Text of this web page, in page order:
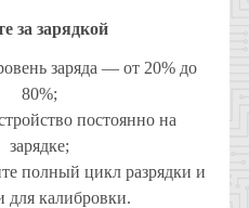
за зарядкой
заряда — от 20% до
80%;
постоянно на
зарядке;
полный цикл разрядки и
для калибровки.